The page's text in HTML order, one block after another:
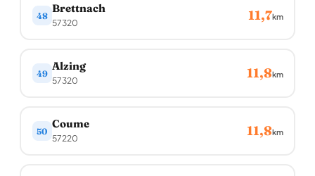
48
Brettnach
57320 11,7km
49
Alzing
57320 11,8km
50
Coume
57220 11,8km